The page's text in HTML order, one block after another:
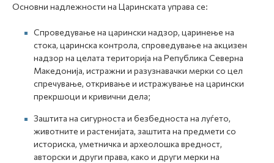
Основни надлежности на Царинската управа се:
Спроведување на царински надзор, царинење на
стока, царинска контрола, спроведување на акцизен
надзор на целата територија на Република Северна
Македонија, истражни и разузнавачки мерки со цел
спречување, откривање и истражување на царински
прекршоци и кривични дела;
Заштита на сигурноста и безбедноста на луѓето,
животните и растенијата, заштита на предмети со
историска, уметничка и археолошка вредност,
авторски и други права, како и други мерки на